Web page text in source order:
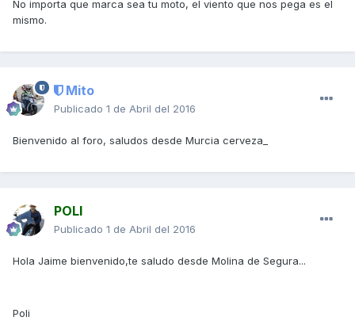
No importa que marca sea tu moto, el viento que nos pega es el
mismo.
Mito
Publicado 1 de Abril del 2016
Bienvenido al foro, saludos desde Murcia cerveza_
POLI
Publicado 1 de Abril del 2016
Hola Jaime bienvenido,te saludo desde Molina de Segura...
Poli